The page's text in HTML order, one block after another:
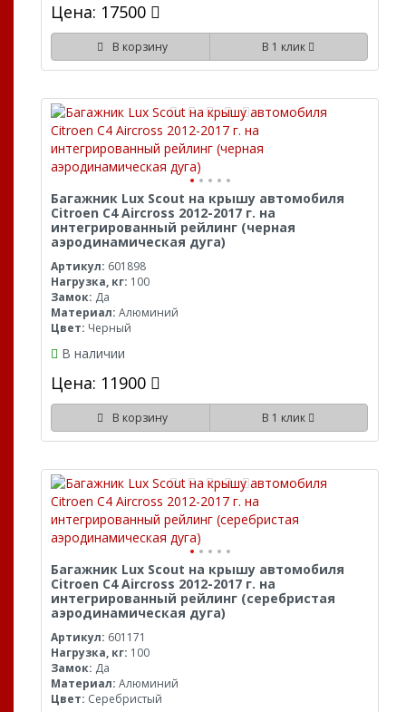
Цена: 17500
В корзину В 1 клик
Багажник Lux Scout на крышу автомобиля
Citroen C4 Aircross 2012-2017 г. на
интегрированный рейлинг (черная
аэродинамическая дуга)
Артикул: 601898
Нагрузка, кг: 100
Замок: Да
Материал: Алюминий
Цвет: Черный
В наличии
Цена: 11900
В корзину В 1 клик
Багажник Lux Scout на крышу автомобиля
Citroen C4 Aircross 2012-2017 г. на
интегрированный рейлинг (серебристая
аэродинамическая дуга)
Артикул: 601171
Нагрузка, кг: 100
Замок: Да
Материал: Алюминий
Цвет: Серебристый